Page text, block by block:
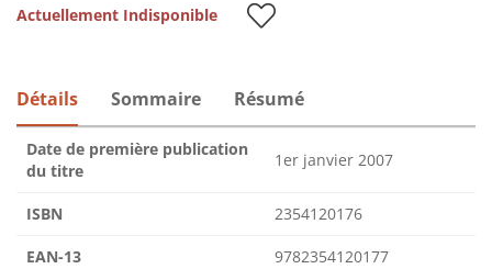
Actuellement Indisponible
Détails Sommaire Résumé
Date de première publication
du titre
1er janvier 2007
ISBN 2354120176
EAN-13 9782354120177